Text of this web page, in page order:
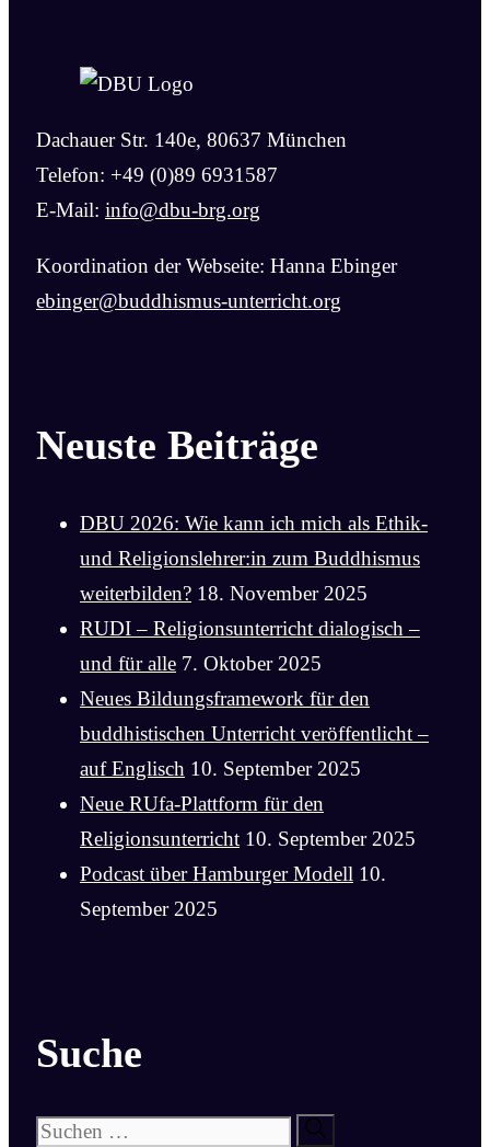
Dachauer Str. 140e, 80637 München
Telefon: +49 (0)89 6931587
E-Mail: info@dbu-brg.org
Koordination der Webseite: Hanna Ebinger
ebinger@buddhismus-unterricht.org
Neuste Beiträge
DBU 2026: Wie kann ich mich als Ethik-
und Religionslehrer:in zum Buddhismus
weiterbilden? 18. November 2025
RUDI – Religionsunterricht dialogisch –
und für alle 7. Oktober 2025
Neues Bildungsframework für den
buddhistischen Unterricht veröffentlicht –
auf Englisch 10. September 2025
Neue RUfa-Plattform für den
Religionsunterricht 10. September 2025
Podcast über Hamburger Modell 10.
September 2025
Suche
Suchen